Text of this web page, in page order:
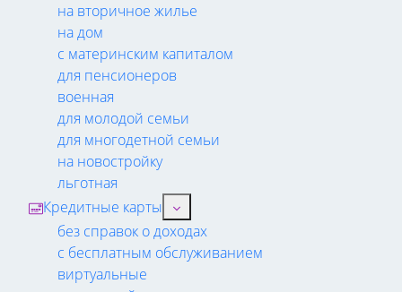
на вторичное жилье
на дом
с материнским капиталом
для пенсионеров
военная
для молодой семьи
для многодетной семьи
на новостройку
льготная
Кредитные карты
без справок о доходах
с бесплатным обслуживанием
виртуальные